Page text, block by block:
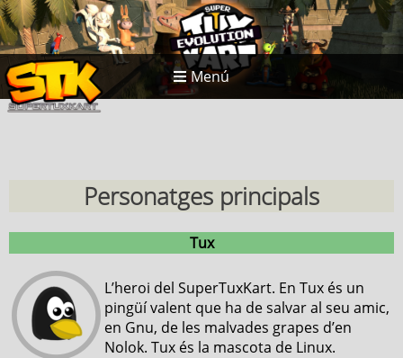
Menú
Personatges principals
Tux
L’heroi del SuperTuxKart. En Tux és un
pingüí valent que ha de salvar al seu amic,
en Gnu, de les malvades grapes d’en
Nolok. Tux és la mascota de Linux.